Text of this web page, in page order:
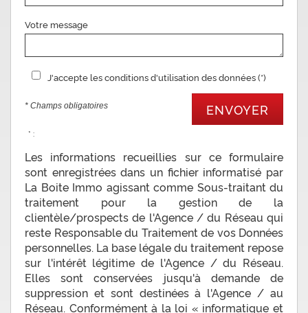
Votre message
J'accepte les conditions d'utilisation des données (*)
* Champs obligatoires ENVOYER
* :
Les informations recueillies sur ce formulaire
sont enregistrées dans un fichier informatisé par
La Boite Immo agissant comme Sous-traitant du
traitement pour la gestion de la
clientèle/prospects de l'Agence / du Réseau qui
reste Responsable du Traitement de vos Données
personnelles. La base légale du traitement repose
sur l'intérêt légitime de l'Agence / du Réseau.
Elles sont conservées jusqu'à demande de
suppression et sont destinées à l'Agence / au
Réseau. Conformément à la loi « informatique et